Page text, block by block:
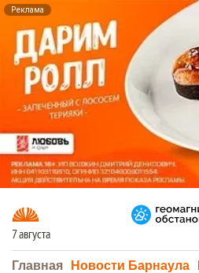
Реклама
7 августа
Главная Новости Барнаула